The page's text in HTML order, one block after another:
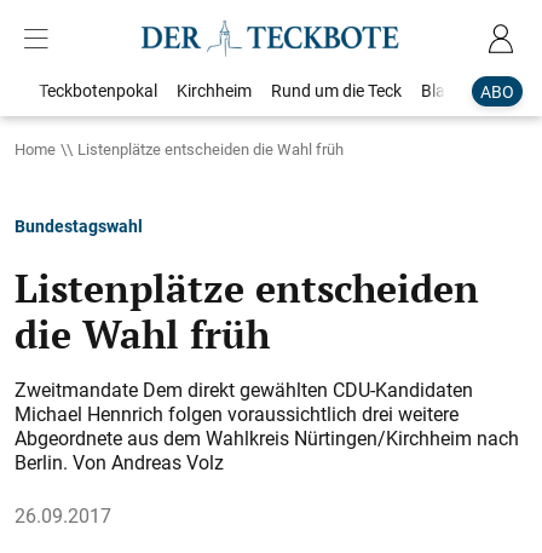
ABO
Teckbotenpokal Kirchheim Rund um die Teck Blaulicht
Home Listenplätze entscheiden die Wahl früh
Bundestagswahl
Listenplätze entscheiden
die Wahl früh
Zweitmandate Dem direkt gewählten CDU-Kandidaten
Michael Hennrich folgen voraussichtlich drei weitere
Abgeordnete aus dem Wahlkreis Nürtingen/Kirchheim nach
Berlin. Von Andreas Volz
26.09.2017